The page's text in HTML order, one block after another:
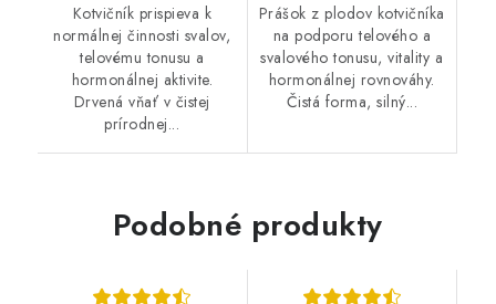
Kotvičník prispieva k
normálnej činnosti svalov,
telovému tonusu a
hormonálnej aktivite.
Drvená vňať v čistej
prírodnej...
Prášok z plodov kotvičníka
na podporu telového a
svalového tonusu, vitality a
hormonálnej rovnováhy.
Čistá forma, silný...
Podobné produkty